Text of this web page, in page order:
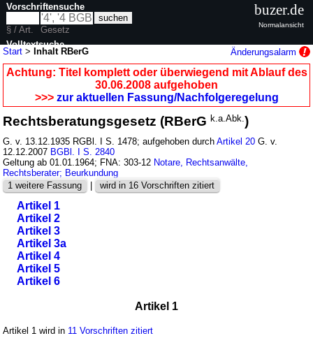
Start >Inhalt RBerG Änderungsalarm
Achtung: Titel komplett oder überwiegend mit Ablauf des
30.06.2008 aufgehoben
>>> zur aktuellen Fassung/Nachfolgeregelung
Rechtsberatungsgesetz (RBerGk.a.Abk.)
G. v. 13.12.1935 RGBl. I S. 1478; aufgehoben durchArtikel 20 G. v.
12.12.2007 BGBl. I S. 2840
Geltung ab 01.01.1964; FNA: 303-12 Notare, Rechtsanwälte,
Rechtsberater; Beurkundung
1 weitere Fassung
| wird in 16 Vorschriften zitiert
Artikel 1
Artikel 2
Artikel 3
Artikel 3a
Artikel 4
Artikel 5
Artikel 6
Artikel 1
Artikel 1 wird in 11 Vorschriften zitiert
Vorschriftensuche
§ / Art.
Gesetz
Volltextsuche
nur in RBerG
buzer.de
Normalansicht